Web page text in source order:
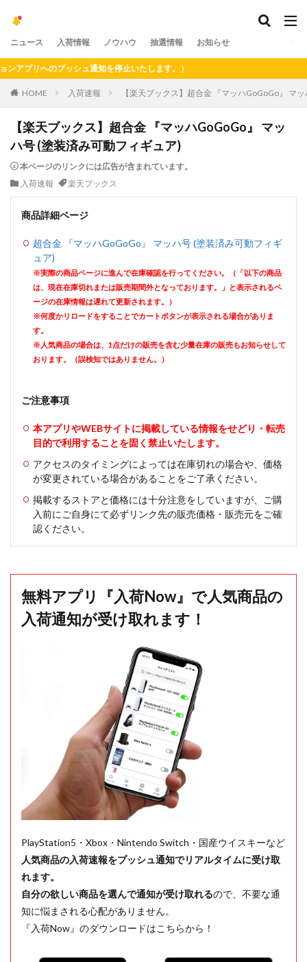
ニュース 入荷情報 ノウハウ 抽選情報 お知らせ
リへのプッシュ通知を停止いたします。）
HOME 入荷速報 【楽天ブックス】超合金 『マッハGoGoGo』 マ
【楽天ブックス】超合金 『マッハGoGoGo』 マッ
ハ号 (塗装済み可動フィギュア)
本ページのリンクには広告が含まれています。
入荷速報
楽天ブックス
商品詳細ページ
超合金 『マッハGoGoGo』 マッハ号 (塗装済み可動フィギ
ュア)
※実際の商品ページに進んで在庫確認を行ってください。（「以下の商品
は、現在在庫切れまたは販売期間外となっております。」と表示されるペ
ージの在庫情報は遅れて更新されます。）
※何度かリロードをすることでカートボタンが表示される場合がありま
す。
※人気商品の場合は、1点だけの販売を含む少量在庫の販売もお知らせして
おります。（誤検知ではありません。）
ご注意事項
本アプリやWEBサイトに掲載している情報をせどり・転売
目的で利用することを固く禁止いたします。
アクセスのタイミングによっては在庫切れの場合や、価格
が変更されている場合があることをご了承ください。
掲載するストアと価格には十分注意をしていますが、ご購
入前にご自身にて必ずリンク先の販売価格・販売元をご確
認ください。
無料アプリ『入荷Now』で人気商品の
入荷通知が受け取れます！
PlayStation5・Xbox・Nintendo Switch・国産ウイスキーなど
人気商品の入荷速報をプッシュ通知でリアルタイムに受け取
れます。
自分の欲しい商品を選んで通知が受け取れるので、不要な通
知に悩まされる心配がありません。
『入荷Now』のダウンロードはこちらから！